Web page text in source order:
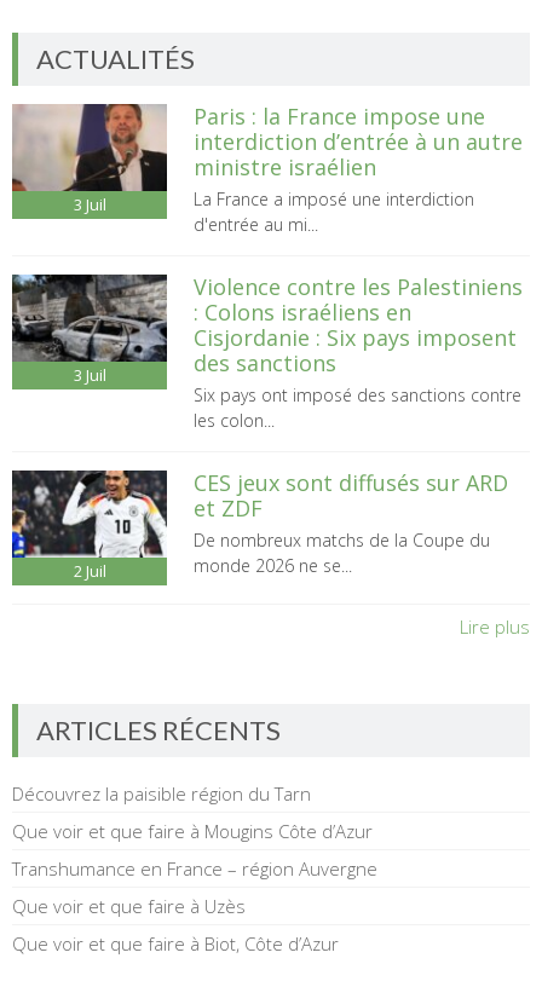
ACTUALITÉS
3 Juil
Paris : la France impose une
interdiction d’entrée à un autre
ministre israélien
La France a imposé une interdiction
d'entrée au mi...
3 Juil
Violence contre les Palestiniens
: Colons israéliens en
Cisjordanie : Six pays imposent
des sanctions
Six pays ont imposé des sanctions contre
les colon...
2 Juil
CES jeux sont diffusés sur ARD
et ZDF
De nombreux matchs de la Coupe du
monde 2026 ne se...
Lire plus
ARTICLES RÉCENTS
Découvrez la paisible région du Tarn
Que voir et que faire à Mougins Côte d’Azur
Transhumance en France – région Auvergne
Que voir et que faire à Uzès
Que voir et que faire à Biot, Côte d’Azur